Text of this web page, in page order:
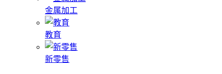
金属加工
教育
新零售